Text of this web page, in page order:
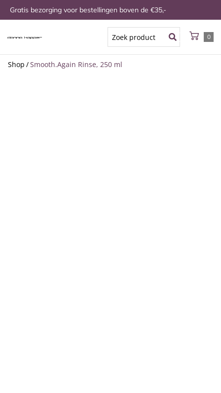
Gratis bezorging voor bestellingen boven de €35,-
0
Shop /Smooth.Again Rinse, 250 ml